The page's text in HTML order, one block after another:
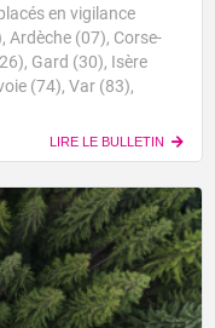
en vigilance
Ardèche (07), Corse-
Gard (30), Isère
(74), Var (83),
LIRE LE BULLETIN